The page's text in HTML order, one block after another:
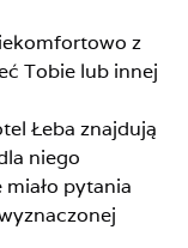
z
Tobie lub innej
Łeba znajdują
niego
miało pytania